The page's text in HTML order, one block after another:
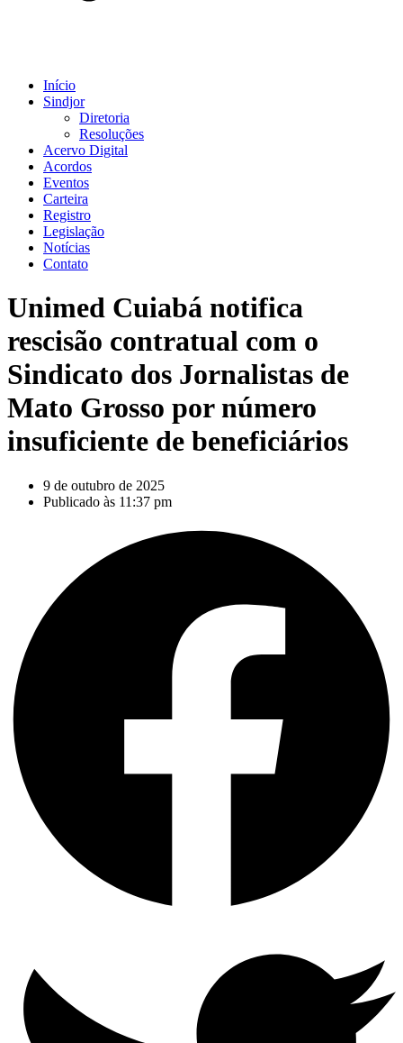
Início
Sindjor
Diretoria
Resoluções
Acervo Digital
Acordos
Eventos
Carteira
Registro
Legislação
Notícias
Contato
Unimed Cuiabá notifica
rescisão contratual com o
Sindicato dos Jornalistas de
Mato Grosso por número
insuficiente de beneficiários
9 de outubro de 2025
Publicado às 11:37 pm